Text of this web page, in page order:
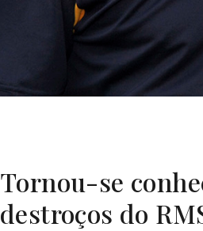
Tornou-se
destroços do